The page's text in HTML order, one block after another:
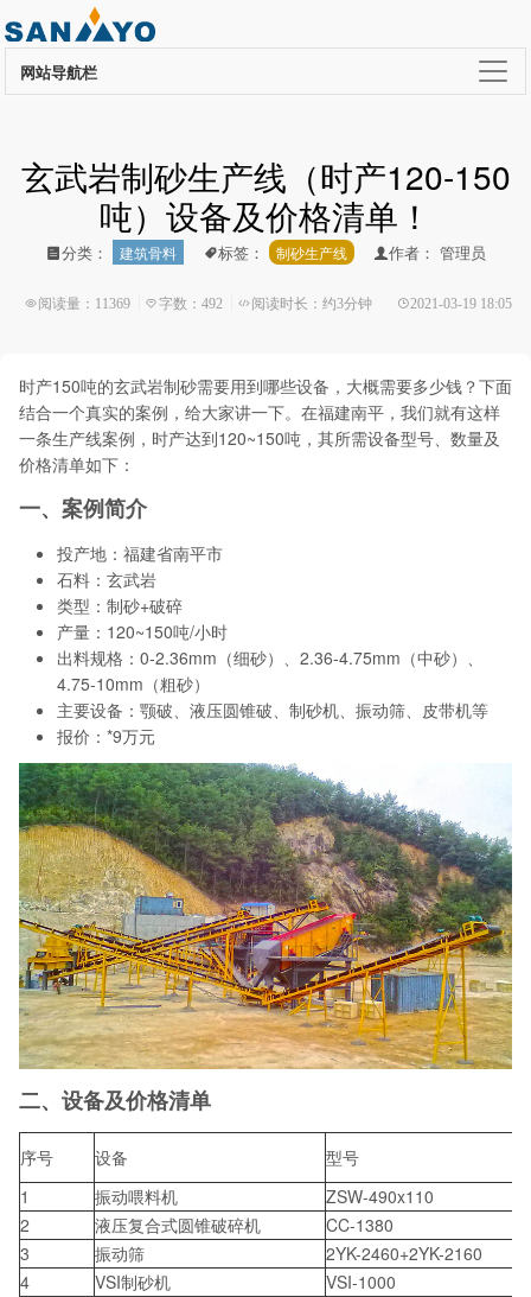
网站导航栏
玄武岩制砂生产线（时产120-150
吨）设备及价格清单！
分类： 建筑骨料 标签： 制砂生产线 作者： 管理员
阅读量：11369 字数：492 阅读时长：约3分钟 2021-03-19 18:05
时产150吨的玄武岩制砂需要用到哪些设备，大概需要多少钱？下面
结合一个真实的案例，给大家讲一下。在福建南平，我们就有这样
一条生产线案例，时产达到120~150吨，其所需设备型号、数量及
价格清单如下：
一、案例简介
投产地：福建省南平市
石料：玄武岩
类型：制砂+破碎
产量：120~150吨/小时
出料规格：0-2.36mm（细砂）、2.36-4.75mm（中砂）、
4.75-10mm（粗砂）
主要设备：颚破、液压圆锥破、制砂机、振动筛、皮带机等
报价：*9万元
二、设备及价格清单
序号 设备
型号
1
振动喂料机
ZSW-490x110
2
液压复合式圆锥破碎机
CC-1380
3
振动筛
2YK-2460+2YK-2160
4
VSI制砂机
VSI-1000